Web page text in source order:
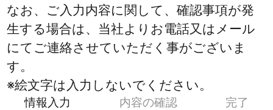
なお、ご入力内容に関して、確認事項が発
生する場合は、当社よりお電話又はメール
にてご連絡させていただく事がございま
す。
※絵文字は入力しないでください。
情報入力 内容の確認 完了